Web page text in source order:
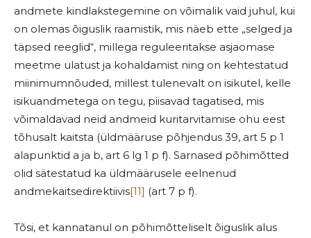
andmete kindlakstegemine on võimalik vaid juhul, kui
on olemas õiguslik raamistik, mis näeb ette „selged ja
täpsed reeglid“, millega reguleeritakse asjaomase
meetme ulatust ja kohaldamist ning on kehtestatud
miinimumnõuded, millest tulenevalt on isikutel, kelle
isikuandmetega on tegu, piisavad tagatised, mis
võimaldavad neid andmeid kuritarvitamise ohu eest
tõhusalt kaitsta (üldmääruse põhjendus 39, art 5 p 1
alapunktid a ja b, art 6 lg 1 p f). Sarnased põhimõtted
olid sätestatud ka üldmäärusele eelnenud
andmekaitsedirektiivis[11] (art 7 p f).
Tõsi, et kannatanul on põhimõtteliselt õiguslik alus